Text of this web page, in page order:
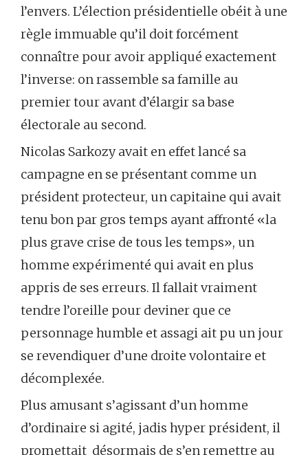
l’envers. L’élection présidentielle obéit à une
règle immuable qu’il doit forcément
connaître pour avoir appliqué exactement
l’inverse: on rassemble sa famille au
premier tour avant d’élargir sa base
électorale au second.
Nicolas Sarkozy avait en effet lancé sa
campagne en se présentant comme un
président protecteur, un capitaine qui avait
tenu bon par gros temps ayant affronté «la
plus grave crise de tous les temps», un
homme expérimenté qui avait en plus
appris de ses erreurs. Il fallait vraiment
tendre l’oreille pour deviner que ce
personnage humble et assagi ait pu un jour
se revendiquer d’une droite volontaire et
décomplexée.
Plus amusant s’agissant d’un homme
d’ordinaire si agité, jadis hyper président, il
promettait désormais de s’en remettre au